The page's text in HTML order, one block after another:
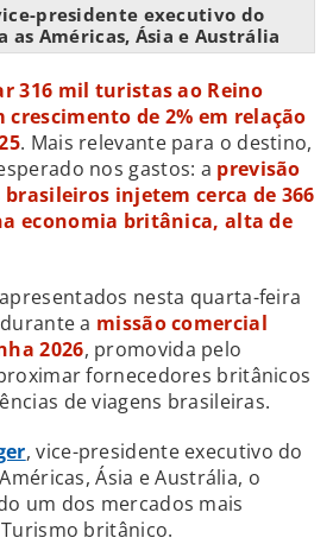
presidente executivo do
Américas, Ásia e Austrália
316 mil turistas ao Reino
crescimento de 2% em relação
. Mais relevante para o destino,
nos gastos: a previsão
injetem cerca de 366
economia britânica, alta de
nesta quarta-feira
a missão comercial
2026, promovida pelo
fornecedores britânicos
de viagens brasileiras.
, vice-presidente executivo do
Ásia e Austrália, o
um dos mercados mais
britânico.